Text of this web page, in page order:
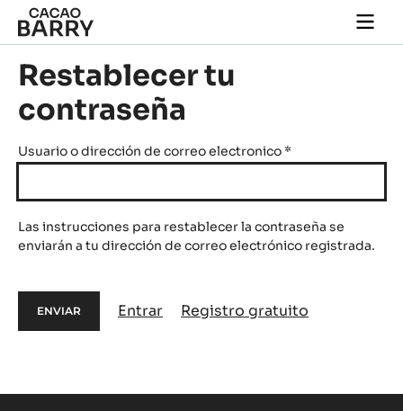
Skip to main content
main
Restablecer tu
contraseña
Usuario o dirección de correo electronico *
Las instrucciones para restablecer la contraseña se
enviarán a tu dirección de correo electrónico registrada.
Entrar Registro gratuito